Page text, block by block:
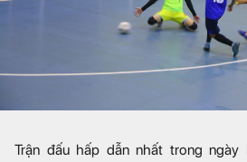
Trận đấu hấp dẫn nhất trong